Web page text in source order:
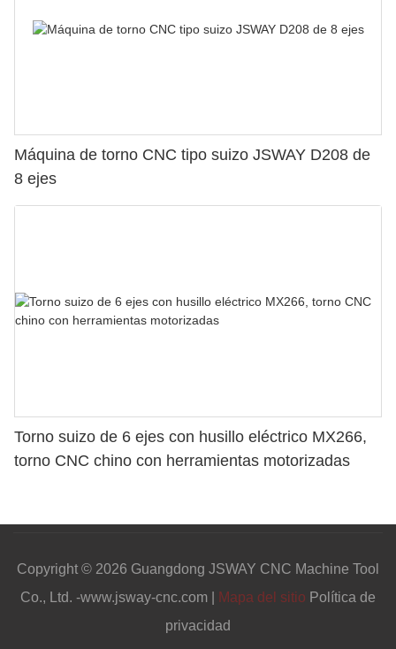
Máquina de torno CNC tipo suizo JSWAY D208 de
8 ejes
Torno suizo de 6 ejes con husillo eléctrico MX266,
torno CNC chino con herramientas motorizadas
Copyright © 2026 Guangdong JSWAY CNC Machine Tool
Co., Ltd. -www.jsway-cnc.com |
Mapa del sitio Política de
privacidad